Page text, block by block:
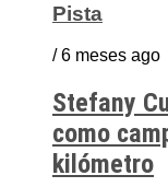
Pista
/ 6 meses ago
Stefany
como
kilómetro